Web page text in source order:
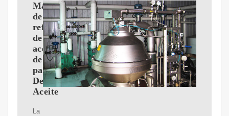
Máquina
de
refinación
de
aceite
de
palma_Prensa
De
Aceite
La